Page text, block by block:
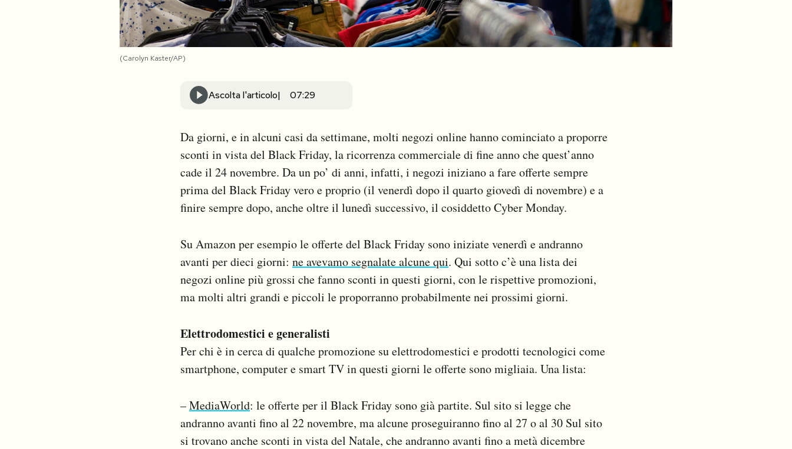
AREA PERSONALE
(Carolyn Kaster/AP)
Ascolta l'articolo 07:29
Da giorni, e in alcuni casi da settimane, molti negozi online hanno cominciato a proporre
sconti in vista del Black Friday, la ricorrenza commerciale di fine anno che quest’anno
cade il 24 novembre. Da un po’ di anni, infatti, i negozi iniziano a fare offerte sempre
prima del Black Friday vero e proprio (il venerdì dopo il quarto giovedì di novembre) e a
finire sempre dopo, anche oltre il lunedì successivo, il cosiddetto Cyber Monday.
Su Amazon per esempio le offerte del Black Friday sono iniziate venerdì e andranno
avanti per dieci giorni: ne avevamo segnalate alcune qui. Qui sotto c’è una lista dei
negozi online più grossi che fanno sconti in questi giorni, con le rispettive promozioni,
ma molti altri grandi e piccoli le proporranno probabilmente nei prossimi giorni.
Elettrodomestici e generalisti
Per chi è in cerca di qualche promozione su elettrodomestici e prodotti tecnologici come
smartphone, computer e smart TV in questi giorni le offerte sono migliaia. Una lista:
–MediaWorld: le offerte per il Black Friday sono già partite. Sul sito si legge che
andranno avanti fino al 22 novembre, ma alcune proseguiranno fino al 27 o al 30 Sul sito
si trovano anche sconti in vista del Natale, che andranno avanti fino a metà dicembre